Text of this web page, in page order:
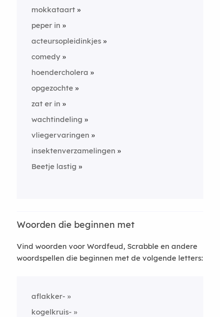
mokkataart
peper in
acteursopleidinkjes
comedy
hoendercholera
opgezochte
zat er in
wachtindeling
vliegervaringen
insektenverzamelingen
Beetje lastig
Woorden die beginnen met
Vind woorden voor Wordfeud, Scrabble en andere
woordspellen die beginnen met de volgende letters:
aflakker-
kogelkruis-